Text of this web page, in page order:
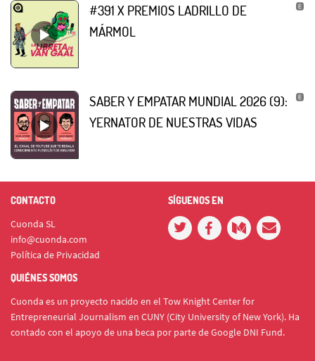
#391 X PREMIOS LADRILLO DE
MÁRMOL
SABER Y EMPATAR MUNDIAL 2026 (9):
YERNATOR DE NUESTRAS VIDAS
CONTACTO
Cuonda SL
info@cuonda.com
Política de Privacidad
SÍGUENOS EN
QUIÉNES SOMOS
Cuonda es un proyecto nacido en el Tow Knight Center for
Entrepreneurial Journalism en CUNY (City University of New York). Ha
contado con el apoyo de una beca por parte de Google DNI Fund.